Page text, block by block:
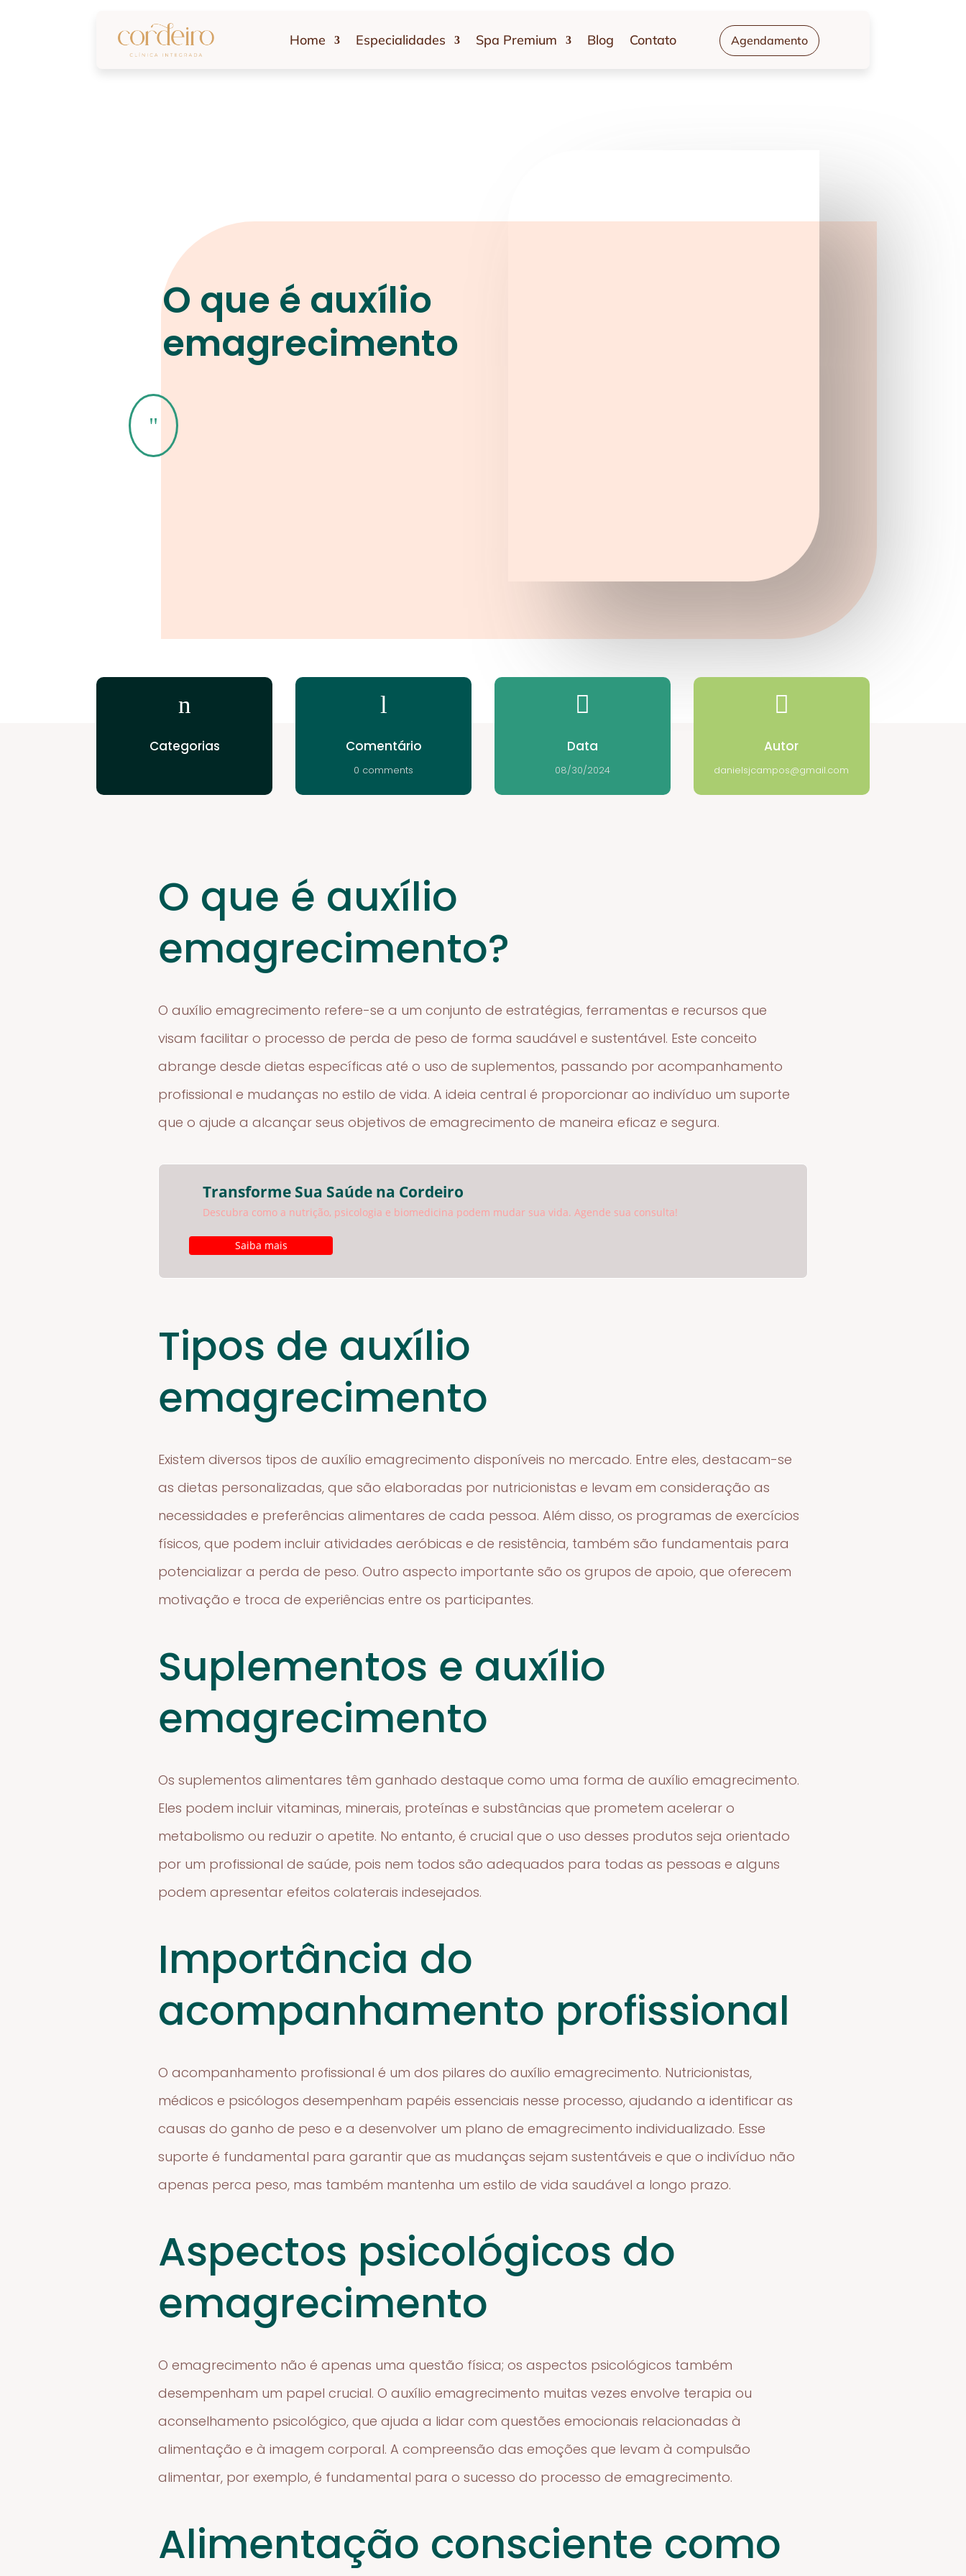
Home Especialidades Spa Premium Blog Contato Agendamento
O que é auxílio
emagrecimento
"
n
Categorias
l
Comentário
0 comments

Data
08/30/2024

Autor
danielsjcampos@gmail.com
O que é auxílio
emagrecimento?
O auxílio emagrecimento refere-se a um conjunto de estratégias, ferramentas e recursos que
visam facilitar o processo de perda de peso de forma saudável e sustentável. Este conceito
abrange desde dietas específicas até o uso de suplementos, passando por acompanhamento
profissional e mudanças no estilo de vida. A ideia central é proporcionar ao indivíduo um suporte
que o ajude a alcançar seus objetivos de emagrecimento de maneira eficaz e segura.
Transforme Sua Saúde na Cordeiro
Descubra como a nutrição, psicologia e biomedicina podem mudar sua vida. Agende sua consulta!
Saiba mais
Tipos de auxílio
emagrecimento
Existem diversos tipos de auxílio emagrecimento disponíveis no mercado. Entre eles, destacam-se
as dietas personalizadas, que são elaboradas por nutricionistas e levam em consideração as
necessidades e preferências alimentares de cada pessoa. Além disso, os programas de exercícios
físicos, que podem incluir atividades aeróbicas e de resistência, também são fundamentais para
potencializar a perda de peso. Outro aspecto importante são os grupos de apoio, que oferecem
motivação e troca de experiências entre os participantes.
Suplementos e auxílio
emagrecimento
Os suplementos alimentares têm ganhado destaque como uma forma de auxílio emagrecimento.
Eles podem incluir vitaminas, minerais, proteínas e substâncias que prometem acelerar o
metabolismo ou reduzir o apetite. No entanto, é crucial que o uso desses produtos seja orientado
por um profissional de saúde, pois nem todos são adequados para todas as pessoas e alguns
podem apresentar efeitos colaterais indesejados.
Importância do
acompanhamento profissional
O acompanhamento profissional é um dos pilares do auxílio emagrecimento. Nutricionistas,
médicos e psicólogos desempenham papéis essenciais nesse processo, ajudando a identificar as
causas do ganho de peso e a desenvolver um plano de emagrecimento individualizado. Esse
suporte é fundamental para garantir que as mudanças sejam sustentáveis e que o indivíduo não
apenas perca peso, mas também mantenha um estilo de vida saudável a longo prazo.
Aspectos psicológicos do
emagrecimento
O emagrecimento não é apenas uma questão física; os aspectos psicológicos também
desempenham um papel crucial. O auxílio emagrecimento muitas vezes envolve terapia ou
aconselhamento psicológico, que ajuda a lidar com questões emocionais relacionadas à
alimentação e à imagem corporal. A compreensão das emoções que levam à compulsão
alimentar, por exemplo, é fundamental para o sucesso do processo de emagrecimento.
Alimentação consciente como